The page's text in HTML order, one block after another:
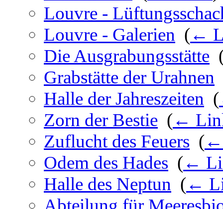
Louvre -
Louvre - Galerien (←
Die Ausgrabungsstätte
Grabstätte der Urahnen
Halle der Jahreszeiten (
Zorn der Bestie (←
Zuflucht des Feuers (←
Odem des Hades (←
Halle des Neptun (←